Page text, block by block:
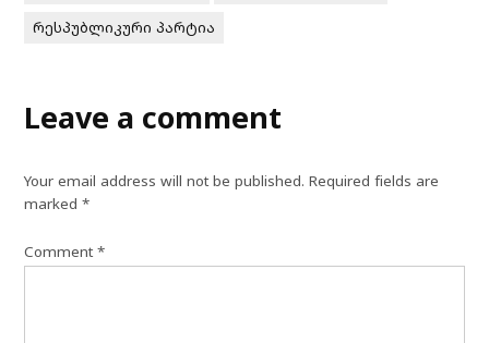
რესპუბლიკური პარტია
Leave a comment
Your email address will not be published. Required fields are
marked*
Comment*